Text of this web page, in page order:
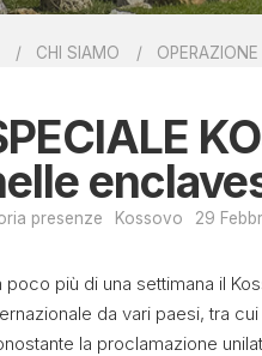
CHI SIAMO
presenze Kossovo 29
poco più di una settimana il
da vari paesi, tra
la proclamazione